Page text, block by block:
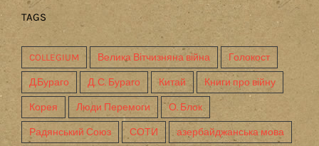
TAGS
COLLEGIUM Велика Вітчизняна війна Голокост
Д.Бураго Д. С. Бураго Китай Книги про війну
Корея Люди Перемоги О. Блок
Радянський Союз СОТИ азербайджанська мова